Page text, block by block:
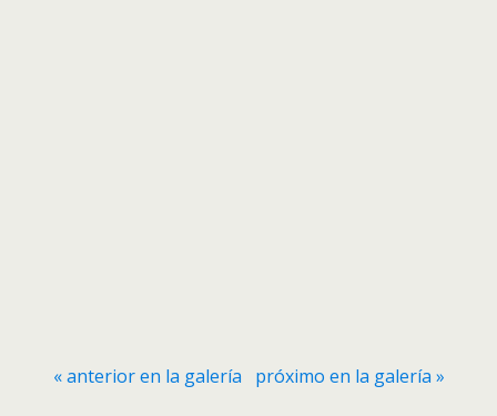
« anterior en la galería próximo en la galería »